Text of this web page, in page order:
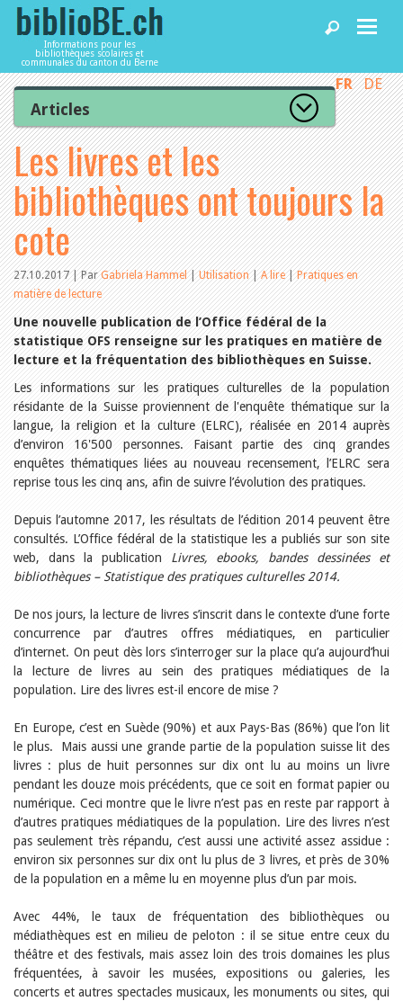
Informations pour les
bibliothèques scolaires et
communales du canton du Berne
Accueil
Articles
Bibliothèques
Agenda
Services
Utiliser biblioBE.ch
FR DE
Articles
Tous les articles
Articles recommandés
Les mieux notés
Catégories
L’Office de la culture informe
La Commission informe
Les bibliothèques informent
Organisation
Locaux et infrastructure
Collections
Utilisation
Finances
Personnel
Gestion de la qualité
Droit et politique
Relations publiques
Encouragement à la lecture
Du monde entier
Divers
A lire
Manifestations
Formation et perfectionnement
Animations
Jeune public
Bibliosuisse
Subventions cantonales
Subventions extraordinaires
Littérature de jeunesse
Membres de la commission
Encouragement des
Bibliomedia
Tous les tags
Auteurs
Julie Greub
Sibylle Birrer
Javier Lopez
Andrea Grichting
Maria Aellig-Abate
Aline Yeretzian
Blaise Humbert-Droz
Sarah Jenni
Gabriela Hammel
Brigitte Burri
Tous les auteurs
Les livres et les
bibliothèques ont toujours la
cote
27.10.2017 | ParGabriela Hammel|Utilisation|A lire|Pratiques en
matière de lecture
Une nouvelle publication de l’Office fédéral de la
statistique OFS renseigne sur les pratiques en matière de
lecture et la fréquentation des bibliothèques en Suisse.
Les informations sur les pratiques culturelles de la population
résidante de la Suisse proviennent de l'enquête thématique sur la
langue, la religion et la culture (ELRC), réalisée en 2014 auprès
d’environ 16'500 personnes. Faisant partie des cinq grandes
enquêtes thématiques liées au nouveau recensement, l’ELRC sera
reprise tous les cinq ans, afin de suivre l’évolution des pra­tiques.
Depuis l’automne 2017, les résultats de l’édition 2014 peuvent être
consultés. L’Office fédéral de la statistique les a publiés sur son site
web, dans la publication Livres, ebooks, bandes dessinées et
bibliothèques – Statistique des pratiques culturelles 2014.
De nos jours, la lecture de livres s’inscrit dans le contexte d’une forte
concurrence par d’autres offres médiatiques, en particulier
d’internet. On peut dès lors s’interroger sur la place qu’a aujourd’hui
la lecture de livres au sein des pratiques médiatiques de la
population. Lire des livres est-il encore de mise ?
En Europe, c’est en Suède (90%) et aux Pays-Bas (86%) que l’on lit
le plus. Mais aussi une grande partie de la population suisse lit des
livres : plus de huit personnes sur dix ont lu au moins un livre
pendant les douze mois précédents, que ce soit en format papier ou
numérique. Ceci montre que le livre n’est pas en reste par rapport à
d’autres pratiques médiatiques de la population. Lire des livres n’est
pas seulement très répandu, c’est aussi une activité assez assidue :
environ six personnes sur dix ont lu plus de 3 livres, et près de 30%
de la population en a même lu en moyenne plus d’un par mois.
Avec 44%, le taux de fréquentation des bibliothèques ou
médiathèques est en milieu de peloton : il se situe entre ceux du
théâtre et des festivals, mais assez loin des trois domaines les plus
fréquentées, à savoir les musées, expositions ou galeries, les
concerts et autres spectacles musicaux, les monuments ou sites, qui